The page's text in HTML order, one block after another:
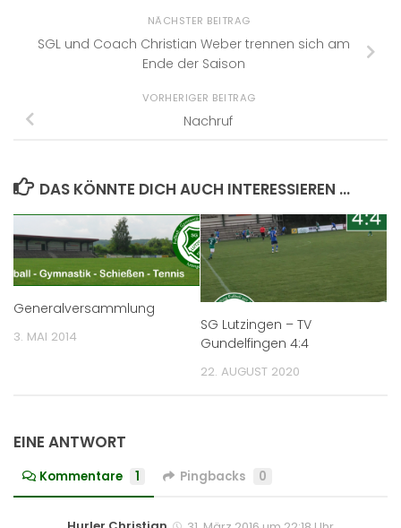
NÄCHSTER BEITRAG
SGL und Coach Christian Weber trennen sich am
Ende der Saison
VORHERIGER BEITRAG
Nachruf
DAS KÖNNTE DICH AUCH INTERESSIEREN …
Generalversammlung
3. MAI 2014
SG Lutzingen – TV
Gundelfingen 4:4
22. AUGUST 2020
EINE ANTWORT
Kommentare 1 Pingbacks 0